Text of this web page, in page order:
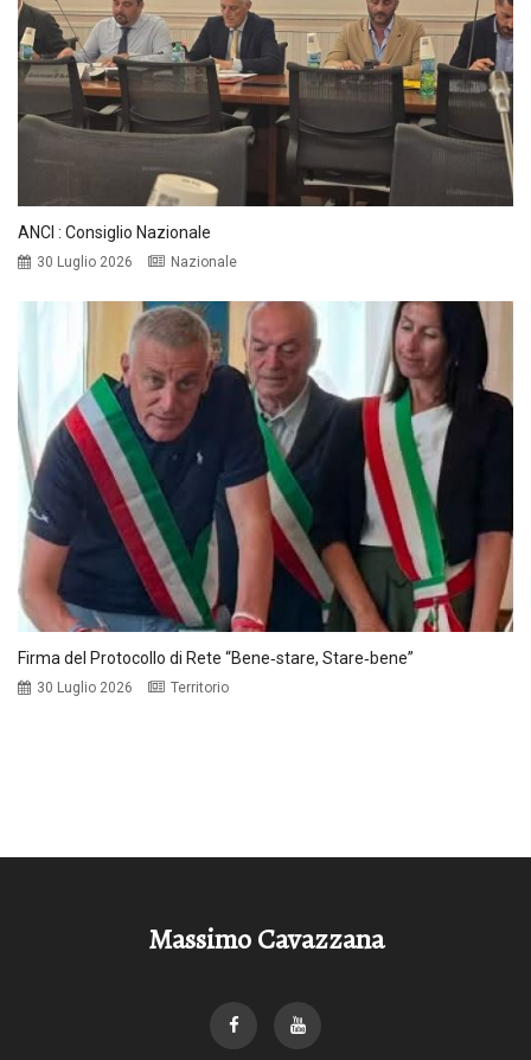
ANCI : Consiglio Nazionale
30 Luglio 2026 Nazionale
Firma del Protocollo di Rete “Bene‑stare, Stare‑bene”
30 Luglio 2026 Territorio
Massimo Cavazzana